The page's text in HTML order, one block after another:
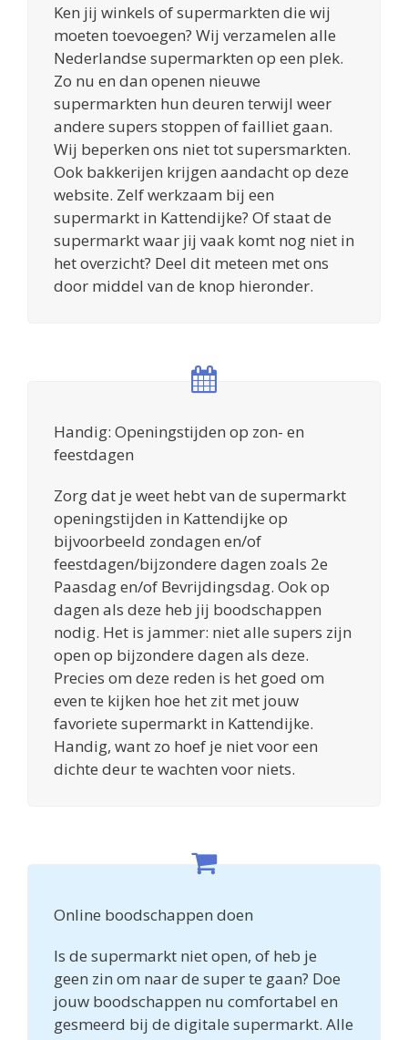
Ken jij winkels of supermarkten die wij
moeten toevoegen? Wij verzamelen alle
Nederlandse supermarkten op een plek.
Zo nu en dan openen nieuwe
supermarkten hun deuren terwijl weer
andere supers stoppen of failliet gaan.
Wij beperken ons niet tot supersmarkten.
Ook bakkerijen krijgen aandacht op deze
website. Zelf werkzaam bij een
supermarkt in Kattendijke? Of staat de
supermarkt waar jij vaak komt nog niet in
het overzicht? Deel dit meteen met ons
door middel van de knop hieronder.
Handig: Openingstijden op zon- en
feestdagen
Zorg dat je weet hebt van de supermarkt
openingstijden in Kattendijke op
bijvoorbeeld zondagen en/of
feestdagen/bijzondere dagen zoals 2e
Paasdag en/of Bevrijdingsdag. Ook op
dagen als deze heb jij boodschappen
nodig. Het is jammer: niet alle supers zijn
open op bijzondere dagen als deze.
Precies om deze reden is het goed om
even te kijken hoe het zit met jouw
favoriete supermarkt in Kattendijke.
Handig, want zo hoef je niet voor een
dichte deur te wachten voor niets.
Online boodschappen doen
Is de supermarkt niet open, of heb je
geen zin om naar de super te gaan? Doe
jouw boodschappen nu comfortabel en
gesmeerd bij de digitale supermarkt. Alle